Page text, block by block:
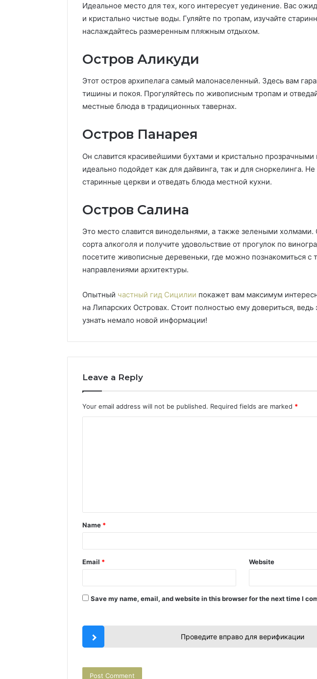
Идеальное место для тех, кого интересует уединение. Вас
и кристально чистые воды. Гуляйте по тропам, изучайте
наслаждайтесь размеренным пляжным отдыхом.
Остров Аликуди
Этот остров архипелага самый малонаселенный. Здесь вам
тишины и покоя. Прогуляйтесь по живописным тропам и
местные блюда в традиционных тавернах.
Остров Панарея
Он славится красивейшими бухтами и кристально
идеально подойдет как для дайвинга, так и для сноркелинга. Не
старинные церкви и отведать блюда местной кухни.
Остров Салина
Это место славится винодельнями, а также зелеными холмами.
сорта алкоголя и получите удовольствие от прогулок по
посетите живописные деревеньки, где можно познакомиться с
направлениями архитектуры.
Опытный частный гид Сицилии покажет вам максимум
на Липарских Островах. Стоит полностью ему довериться,
узнать немало новой информации!
Leave a Reply
Your email address will not be published. Required fields are marked *
t
*
Name *
Email * Website
Save my name, email, and website in this browser for the next time I
Проведите вправо для верификации